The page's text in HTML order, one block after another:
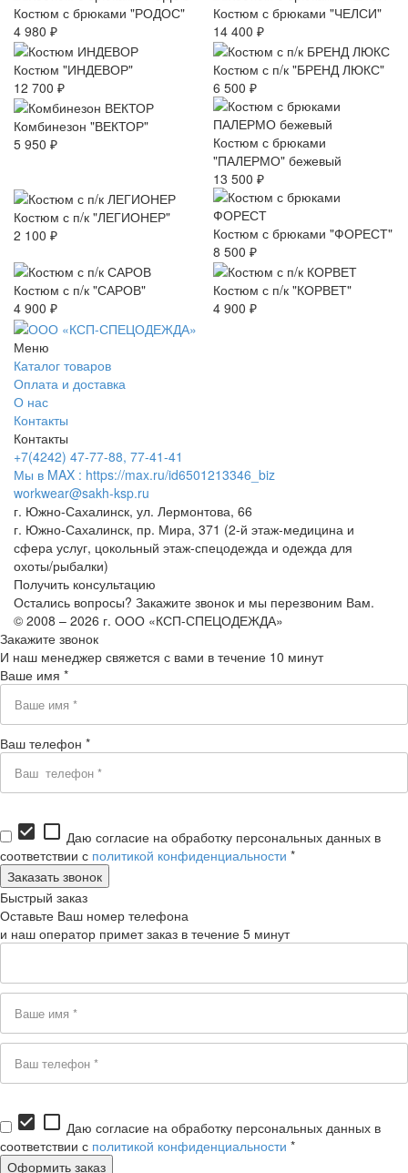
Костюм с брюками "РОДОС"
4 980 ₽
Костюм с брюками "ЧЕЛСИ"
14 400 ₽
Костюм "ИНДЕВОР"
12 700 ₽
Костюм с п/к "БРЕНД ЛЮКС"
6 500 ₽
Комбинезон "ВЕКТОР"
5 950 ₽
Костюм с брюками
"ПАЛЕРМО" бежевый
13 500 ₽
Костюм с п/к "ЛЕГИОНЕР"
2 100 ₽
Костюм с брюками "ФОРЕСТ"
8 500 ₽
Костюм с п/к "САРОВ"
4 900 ₽
Костюм с п/к "КОРВЕТ"
4 900 ₽
Меню
Каталог товаров
Оплата и доставка
О нас
Контакты
Контакты
+7(4242) 47-77-88, 77-41-41
Мы в MAX : https://max.ru/id6501213346_biz
workwear@sakh-ksp.ru
г. Южно-Сахалинск, ул. Лермонтова, 66
г. Южно-Сахалинск, пр. Мира, 371 (2-й этаж-медицина и
сфера услуг, цокольный этаж-спецодежда и одежда для
охоты/рыбалки)
Получить консультацию
Остались вопросы? Закажите звонок и мы перезвоним Вам.
© 2008 – 2026 г. ООО «КСП-СПЕЦОДЕЖДА»
Закажите звонок
И наш менеджер свяжется с вами в течение 10 минут
Ваше имя *
Ваш телефон *
check_box check_box_outline_blank Даю согласие на обработку персональных данных в
соответствии с политикой конфиденциальности *
Быстрый заказ
Оставьте Ваш номер телефона
и наш оператор примет заказ в течение 5 минут
check_box check_box_outline_blank Даю согласие на обработку персональных данных в
соответствии с политикой конфиденциальности *